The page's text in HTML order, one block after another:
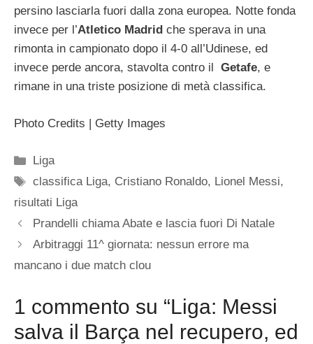
persino lasciarla fuori dalla zona europea. Notte fonda
invece per l’Atletico Madrid che sperava in una
rimonta in campionato dopo il 4-0 all’Udinese, ed
invece perde ancora, stavolta contro il Getafe, e
rimane in una triste posizione di metà classifica.
Photo Credits | Getty Images
Categorie
Liga
Tag
classifica Liga, Cristiano Ronaldo, Lionel Messi,
risultati Liga
Prandelli chiama Abate e lascia fuori Di Natale
Arbitraggi 11^ giornata: nessun errore ma
mancano i due match clou
1 commento su “Liga: Messi
salva il Barça nel recupero, ed